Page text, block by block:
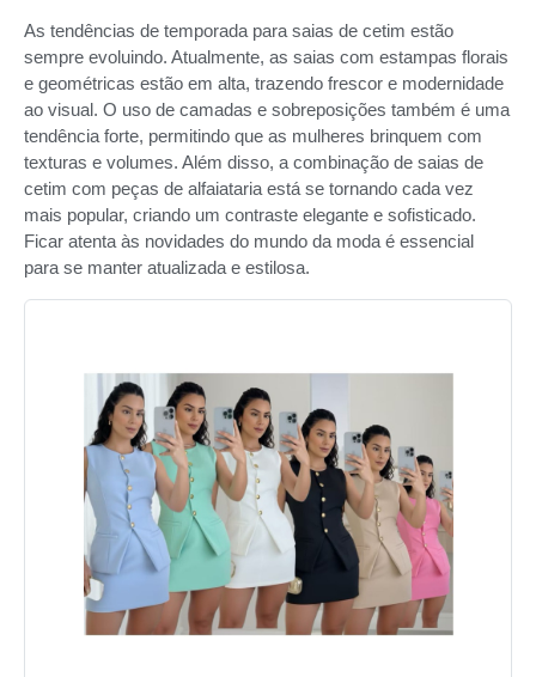
As tendências de temporada para saias de cetim estão
sempre evoluindo. Atualmente, as saias com estampas florais
e geométricas estão em alta, trazendo frescor e modernidade
ao visual. O uso de camadas e sobreposições também é uma
tendência forte, permitindo que as mulheres brinquem com
texturas e volumes. Além disso, a combinação de saias de
cetim com peças de alfaiataria está se tornando cada vez
mais popular, criando um contraste elegante e sofisticado.
Ficar atenta às novidades do mundo da moda é essencial
para se manter atualizada e estilosa.